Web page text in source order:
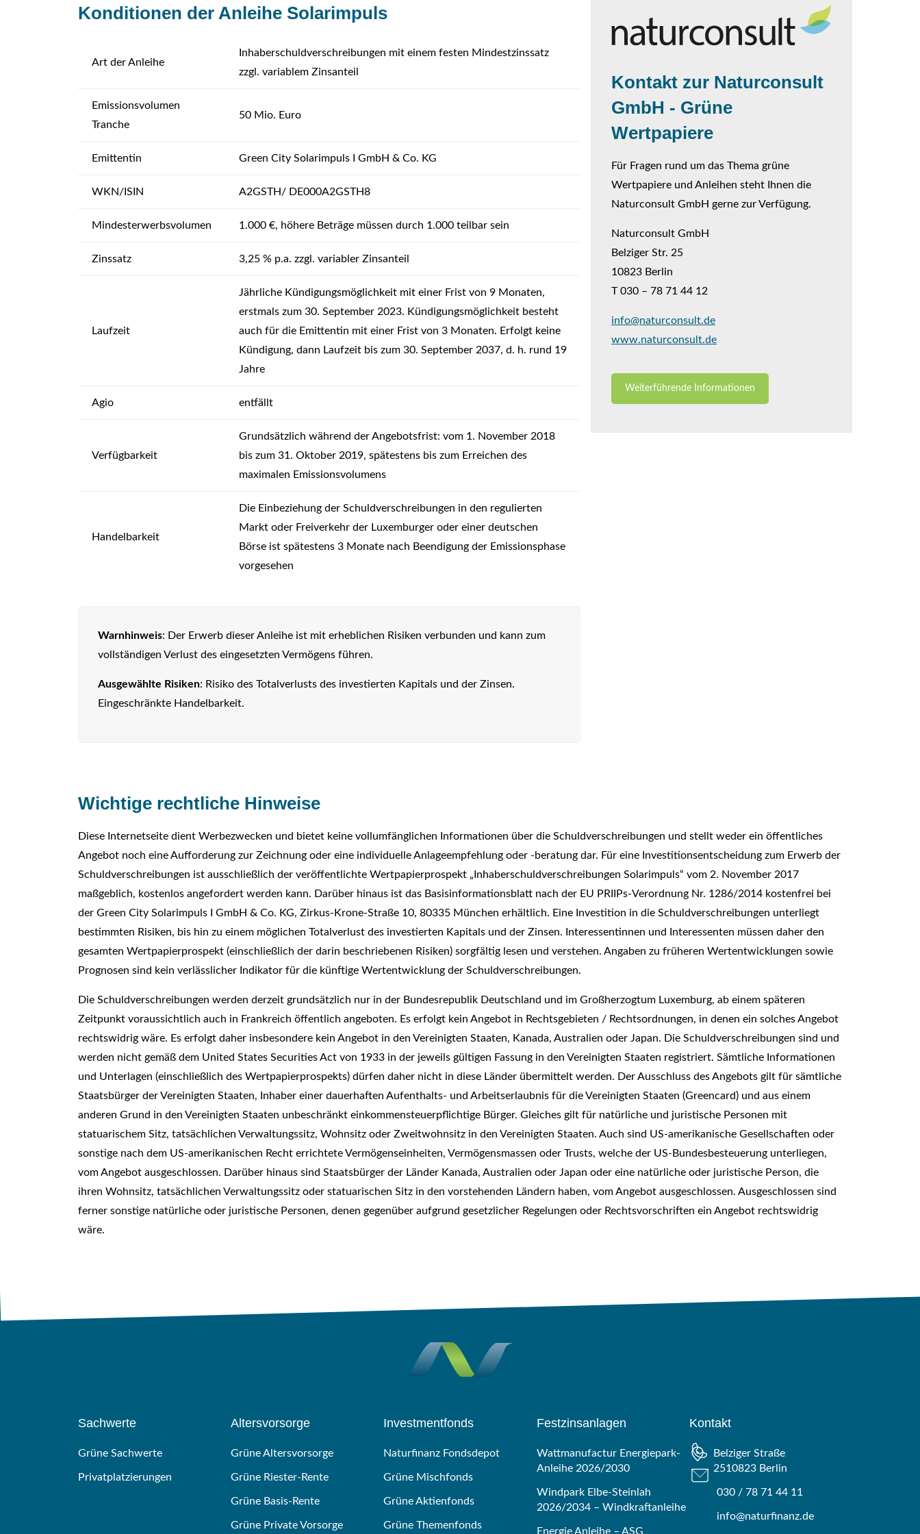
Konditionen der Anleihe Solarimpuls
Art der Anleihe
Inhaberschuldverschreibungen mit einem festen Mindestzinssatz
zzgl. variablem Zinsanteil
Emissionsvolumen
Tranche
50 Mio. Euro
Emittentin Green City Solarimpuls I GmbH & Co. KG
WKN/ISIN A2GSTH/ DE000A2GSTH8
Mindesterwerbsvolumen 1.000 €, höhere Beträge müssen durch 1.000 teilbar sein
Zinssatz 3,25 % p.a. zzgl. variabler Zinsanteil
Laufzeit
Jährliche Kündigungsmöglichkeit mit einer Frist von 9 Monaten,
erstmals zum 30. September 2023. Kündigungsmöglichkeit besteht
auch für die Emittentin mit einer Frist von 3 Monaten. Erfolgt keine
Kündigung, dann Laufzeit bis zum 30. September 2037, d. h. rund 19
Jahre
Agio entfällt
Verfügbarkeit
Grundsätzlich während der Angebotsfrist: vom 1. November 2018
bis zum 31. Oktober 2019, spätestens bis zum Erreichen des
maximalen Emissionsvolumens
Handelbarkeit
Die Einbeziehung der Schuldverschreibungen in den regulierten
Markt oder Freiverkehr der Luxemburger oder einer deutschen
Börse ist spätestens 3 Monate nach Beendigung der Emissionsphase
vorgesehen
Warnhinweis: Der Erwerb dieser Anleihe ist mit erheblichen Risiken verbunden und kann zum
vollständigen Verlust des eingesetzten Vermögens führen.
Ausgewählte Risiken: Risiko des Totalverlusts des investierten Kapitals und der Zinsen.
Eingeschränkte Handelbarkeit.
Kontakt zur Naturconsult
GmbH - Grüne
Wertpapiere
Für Fragen rund um das Thema grüne
Wertpapiere und Anleihen steht Ihnen die
Naturconsult GmbH gerne zur Verfügung.
Naturconsult GmbH
Belziger Str. 25
10823 Berlin
T 030 – 78 71 44 12
info@naturconsult.de
www.naturconsult.de
Weiterführende Informationen
Wichtige rechtliche Hinweise
Diese Internetseite dient Werbezwecken und bietet keine vollumfänglichen Informationen über die Schuldverschreibungen und stellt weder ein öffentliches
Angebot noch eine Aufforderung zur Zeichnung oder eine individuelle Anlageempfehlung oder -beratung dar. Für eine Investitionsentscheidung zum Erwerb der
Schuldverschreibungen ist ausschließlich der veröffentlichte Wertpapierprospekt „Inhaberschuldverschreibungen Solarimpuls“ vom 2. November 2017
maßgeblich, kostenlos angefordert werden kann. Darüber hinaus ist das Basisinformationsblatt nach der EU PRIIPs-Verordnung Nr. 1286/2014 kostenfrei bei
der Green City Solarimpuls I GmbH & Co. KG, Zirkus-Krone-Straße 10, 80335 München erhältlich. Eine Investition in die Schuldverschreibungen unterliegt
bestimmten Risiken, bis hin zu einem möglichen Totalverlust des investierten Kapitals und der Zinsen. Interessentinnen und Interessenten müssen daher den
gesamten Wertpapierprospekt (einschließlich der darin beschriebenen Risiken) sorgfältig lesen und verstehen. Angaben zu früheren Wertentwicklungen sowie
Prognosen sind kein verlässlicher Indikator für die künftige Wertentwicklung der Schuldverschreibungen.
Die Schuldverschreibungen werden derzeit grundsätzlich nur in der Bundesrepublik Deutschland und im Großherzogtum Luxemburg, ab einem späteren
Zeitpunkt voraussichtlich auch in Frankreich öffentlich angeboten. Es erfolgt kein Angebot in Rechtsgebieten / Rechtsordnungen, in denen ein solches Angebot
rechtswidrig wäre. Es erfolgt daher insbesondere kein Angebot in den Vereinigten Staaten, Kanada, Australien oder Japan. Die Schuldverschreibungen sind und
werden nicht gemäß dem United States Securities Act von 1933 in der jeweils gültigen Fassung in den Vereinigten Staaten registriert. Sämtliche Informationen
und Unterlagen (einschließlich des Wertpapierprospekts) dürfen daher nicht in diese Länder übermittelt werden. Der Ausschluss des Angebots gilt für sämtliche
Staatsbürger der Vereinigten Staaten, Inhaber einer dauerhaften Aufenthalts- und Arbeitserlaubnis für die Vereinigten Staaten (Greencard) und aus einem
anderen Grund in den Vereinigten Staaten unbeschränkt einkommensteuerpflichtige Bürger. Gleiches gilt für natürliche und juristische Personen mit
statuarischem Sitz, tatsächlichen Verwaltungssitz, Wohnsitz oder Zweitwohnsitz in den Vereinigten Staaten. Auch sind US-amerikanische Gesellschaften oder
sonstige nach dem US-amerikanischen Recht errichtete Vermögenseinheiten, Vermögensmassen oder Trusts, welche der US-Bundesbesteuerung unterliegen,
vom Angebot ausgeschlossen. Darüber hinaus sind Staatsbürger der Länder Kanada, Australien oder Japan oder eine natürliche oder juristische Person, die
ihren Wohnsitz, tatsächlichen Verwaltungssitz oder statuarischen Sitz in den vorstehenden Ländern haben, vom Angebot ausgeschlossen. Ausgeschlossen sind
ferner sonstige natürliche oder juristische Personen, denen gegenüber aufgrund gesetzlicher Regelungen oder Rechtsvorschriften ein Angebot rechtswidrig
wäre.
Sachwerte
Grüne Sachwerte
Privatplatzierungen
Altersvorsorge
Grüne Altersvorsorge
Grüne Riester-Rente
Grüne Basis-Rente
Grüne Private Vorsorge
Investmentfonds
Naturfinanz Fondsdepot
Grüne Mischfonds
Grüne Aktienfonds
Grüne Themenfonds
Festzinsanlagen
Wattmanufactur Energiepark-
Anleihe 2026/2030
Windpark Elbe-Steinlah
2026/2034 – Windkraftanleihe
Energie Anleihe – ASG
Kontakt
Belziger Straße
2510823 Berlin
030 / 78 71 44 11
info@naturfinanz.de